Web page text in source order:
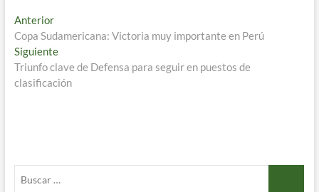
Navegación
de
entradas
AnteriorEntrada
anterior:
Copa Sudamericana: Victoria muy importante en Perú
SiguienteEntrada
siguiente:
Triunfo clave de Defensa para seguir en puestos de
clasificación